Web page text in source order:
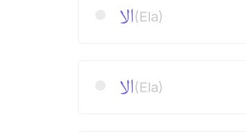
الا(Ela)
الا(Ela)